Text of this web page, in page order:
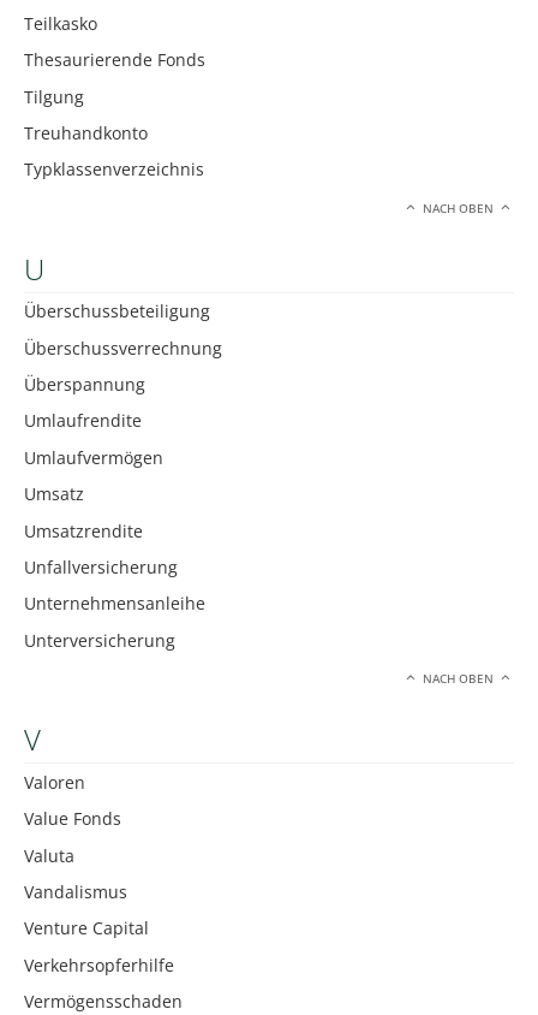
Teilkasko
Thesaurierende Fonds
Tilgung
Treuhandkonto
Typklassenverzeichnis
NACH OBEN
U
Überschussbeteiligung
Überschussverrechnung
Überspannung
Umlaufrendite
Umlaufvermögen
Umsatz
Umsatzrendite
Unfallversicherung
Unternehmensanleihe
Unterversicherung
NACH OBEN
V
Valoren
Value Fonds
Valuta
Vandalismus
Venture Capital
Verkehrsopferhilfe
Vermögensschaden